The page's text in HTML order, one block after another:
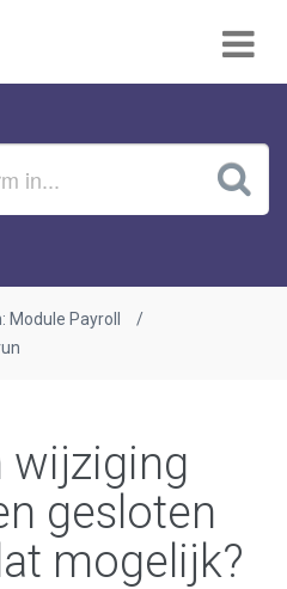
Module Payroll
wijziging
gesloten
mogelijk?